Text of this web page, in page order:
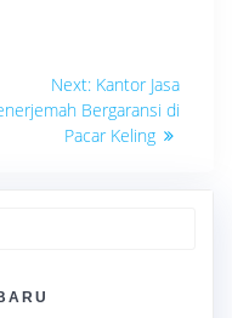
Next: Next
post:
Kantor Jasa
Bergaransi di
Pacar Keling